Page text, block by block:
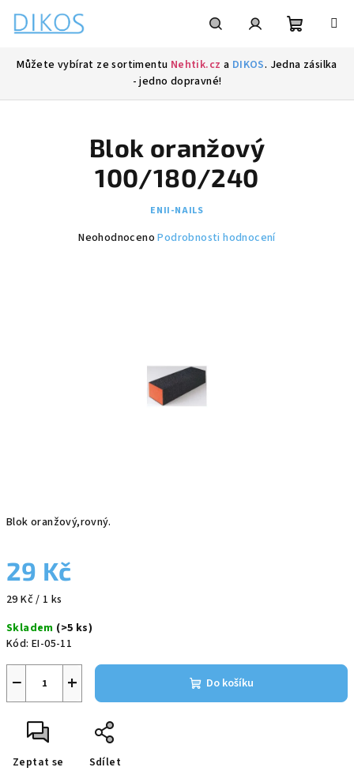
obsah
Můžete vybírat ze sortimentu Nehtik.cz a DIKOS. Jedna zásilka
- jedno dopravné!
Blok oranžový,rovný.
29 Kč
Měrná
29 Kč / 1 ks
Skladem (>5 ks)
Kód: EI-05-11
+
− Do košíku
Zeptat se Sdílet
Blok oranžový
100/180/240
ENII-NAILS
Průměrné
Neohodnoceno Podrobnosti hodnocení